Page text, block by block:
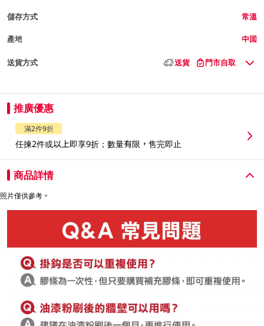
儲存方式 常溫
產地 中國
送貨方式 送貨 門市自取
推廣優惠
滿2件9折
任揀2件或以上即享9折；數量有限，售完即止
商品詳情
照片僅供參考。